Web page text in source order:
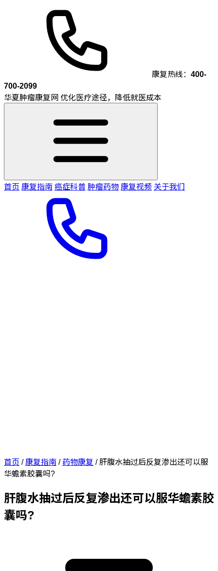
康复热线： 400-
700-2099
华夏肿瘤康复网 优化医疗途径，降低就医成本
首页 康复指南癌症科普肿瘤药物康复视频 关于我们
首页 /康复指南/ 药物康复 /肝腹水抽过后反复渗出还可以服
华蟾素胶囊吗?
肝腹水抽过后反复渗出还可以服华蟾素胶
囊吗?